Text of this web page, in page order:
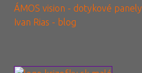
ÁMOS vision - dotykové panely
Ivan Rias - blog